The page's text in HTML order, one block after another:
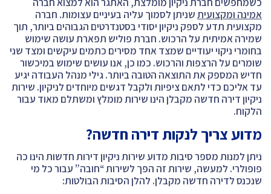
אמינה ומקצועיתשניתן לסמוך עליה בעיניים עצומות. חברה
מקצועית תדע לספק ניקיון יסודי בסטנדרטים הגבוהים ביותר, תוך
שמירה אמיתית על הרכוש. חברת פוליש תפארת עושה שימוש
בחומרי ניקוי יעודיים שמצד אחד מסירים כתמים עיקשים ומצד שני
שומרים על הרצפות והרכוש. כמו כן, אנו עושים שימוש במיכשור
חדיש המספק את התוצאה הטובה ביותר. גילי מנהל העבודה יגיע
עד אליכם כדי לתאם ציפיות ולקבל דגשים מיוחדים לניקיון. שירות
ניקיון דירה חדשה מקבלן הינו שירות מומלץ ומשתלם מאוד עבור
הלקוח.
מדוע צריך לנקות דירה חדשה?
ניתן למנות מספר סיבות מדוע שירות ניקיון דירות חדשות הינו כה
פופולרי. למעשה, שירות זה הפך לשירות “חובה” עבור כל מי
שנכנס לדירה חדשה מקבלן. להלן הסיבות הבולטות: